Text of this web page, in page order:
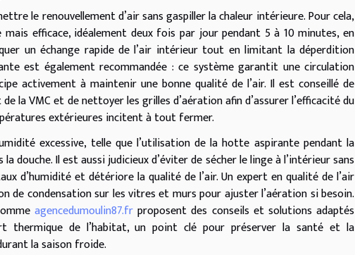
le renouvellement d’air sans gaspiller la chaleur intérieure. Pour cela,
efficace, idéalement deux fois par jour pendant 5 à 10 minutes, en
un échange rapide de l’air intérieur tout en limitant la déperdition
est également recommandée : ce système garantit une circulation
activement à maintenir une bonne qualité de l’air. Il est conseillé de
la VMC et de nettoyer les grilles d’aération afin d’assurer l’efficacité du
extérieures incitent à tout fermer.
excessive, telle que l’utilisation de la hotte aspirante pendant la
douche. Il est aussi judicieux d’éviter de sécher le linge à l’intérieur sans
d’humidité et détériore la qualité de l’air. Un expert en qualité de l’air
de condensation sur les vitres et murs pour ajuster l’aération si besoin.
agencedumoulin87.fr proposent des conseils et solutions adaptés
de l’habitat, un point clé pour préserver la santé et la
la saison froide.